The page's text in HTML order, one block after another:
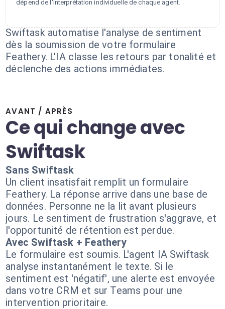
dépend de l'interprétation individuelle de chaque agent.
Swiftask automatise l'analyse de sentiment
dès la soumission de votre formulaire
Feathery. L'IA classe les retours par tonalité et
déclenche des actions immédiates.
AVANT / APRÈS
Ce qui change avec
Swiftask
Sans Swiftask
Un client insatisfait remplit un formulaire
Feathery. La réponse arrive dans une base de
données. Personne ne la lit avant plusieurs
jours. Le sentiment de frustration s'aggrave, et
l'opportunité de rétention est perdue.
Avec Swiftask + Feathery
Le formulaire est soumis. L'agent IA Swiftask
analyse instantanément le texte. Si le
sentiment est 'négatif', une alerte est envoyée
dans votre CRM et sur Teams pour une
intervention prioritaire.